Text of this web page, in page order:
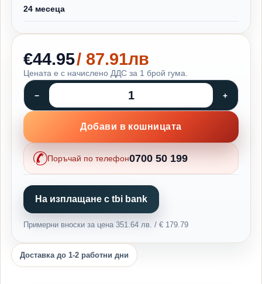
24 месеца
€44.95/ 87.91лв
Цената е с начислено ДДС за 1 брой гума.
Добави в кошницата
Поръчай по телефон0700 50 199
На изплащане с tbi bank
Примерни вноски за цена 351.64 лв. / € 179.79
Доставка до 1-2 работни дни